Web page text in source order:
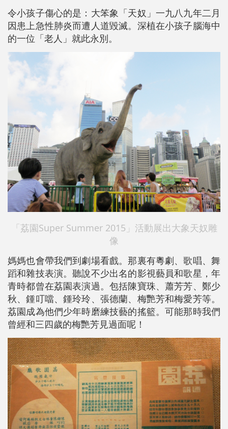
令小孩子傷心的是：大笨象「天奴」一九八九年二月
因患上急性肺炎而遭人道毀滅。深植在小孩子腦海中
的一位「老人」就此永別。
「荔園Super Summer 2015」活動展出大象天奴雕
像
媽媽也會帶我們到劇場看戲。那裏有粵劇、歌唱、舞
蹈和雜技表演。聽說不少出名的影視藝員和歌星，年
青時都曾在荔園表演過。包括陳寶珠、蕭芳芳、鄭少
秋、鍾叮噹、鍾玲玲、張德蘭、梅艷芳和梅愛芳等。
荔園成為他們少年時磨練技藝的搖籃。可能那時我們
曾經和三四歲的梅艷芳見過面呢！